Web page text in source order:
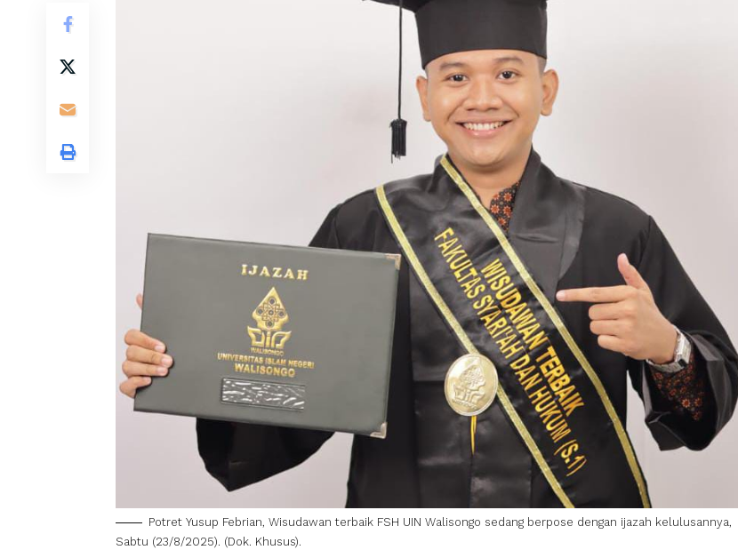
Potret Yusup Febrian, Wisudawan terbaik FSH UIN Walisongo sedang berpose dengan ijazah kelulusannya,
Sabtu (23/8/2025). (Dok. Khusus).